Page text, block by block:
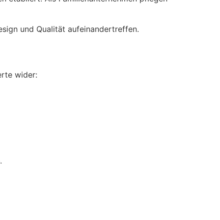
und Qualität aufeinandertreffen.
wider: